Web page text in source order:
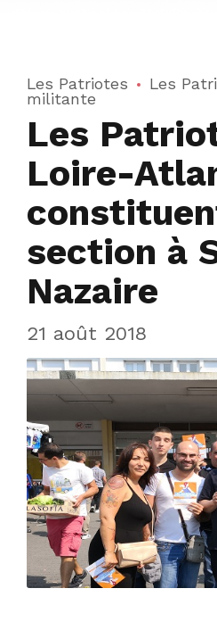
Les Patriotes Les
militante
Les
Loire-
section à
Nazaire
21 août 2018